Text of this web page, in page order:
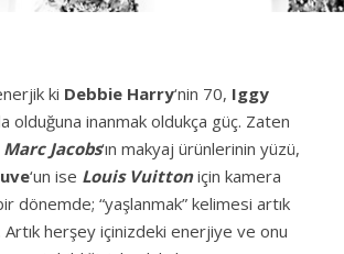
ki Debbie Harry‘nin 70, Iggy
olduğuna inanmak oldukça güç. Zaten
Marc Jacobs‘ın makyaj ürünlerinin yüzü,
‘un ise Louis Vuittoniçin kamera
dönemde; “yaşlanmak” kelimesi artık
Artık herşey içinizdeki enerjiye ve onu